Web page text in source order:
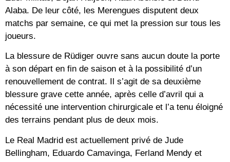
Alaba. De leur côté, les Merengues disputent deux
matchs par semaine, ce qui met la pression sur tous les
joueurs.
La blessure de Rüdiger ouvre sans aucun doute la porte
à son départ en fin de saison et à la possibilité d’un
renouvellement de contrat. Il s’agit de sa deuxième
blessure grave cette année, après celle d’avril qui a
nécessité une intervention chirurgicale et l’a tenu éloigné
des terrains pendant plus de deux mois.
Le Real Madrid est actuellement privé de Jude
Bellingham, Eduardo Camavinga, Ferland Mendy et